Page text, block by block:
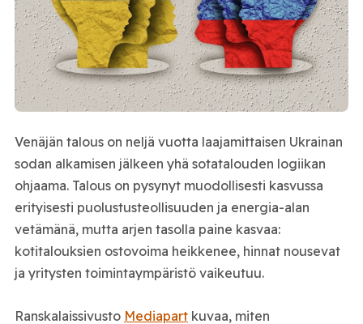
Venäjän talous on neljä vuotta laajamittaisen Ukrainan
sodan alkamisen jälkeen yhä sotatalouden logiikan
ohjaama. Talous on pysynyt muodollisesti kasvussa
erityisesti puolustusteollisuuden ja energia-alan
vetämänä, mutta arjen tasolla paine kasvaa:
kotitalouksien ostovoima heikkenee, hinnat nousevat
ja yritysten toimintaympäristö vaikeutuu.
Ranskalaissivusto Mediapartkuvaa, miten